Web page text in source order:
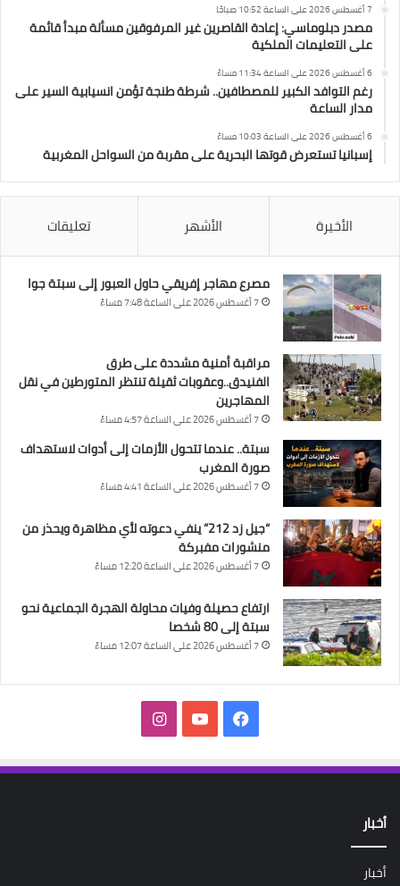
7 أغسطس 2026 على الساعة 10:52 صباحًا
مصدر دبلوماسي: إعادة القاصرين غير المرفوقين مسألة مبدأ قائمة
على التعليمات الملكية
6 أغسطس 2026 على الساعة 11:34 مساءً
رغم التوافد الكبير للمصطافين.. شرطة طنجة تؤمن انسيابية السير على
مدار الساعة
6 أغسطس 2026 على الساعة 10:03 مساءً
إسبانيا تستعرض قوتها البحرية على مقربة من السواحل المغربية
الأخيرة الأشهر تعليقات
مصرع مهاجر إفريقي حاول العبور إلى سبتة جوا
7 أغسطس 2026 على الساعة 7:48 مساءً
مراقبة أمنية مشددة على طرق
الفنيدق..وعقوبات ثقيلة تنتظر المتورطين في نقل
المهاجرين
7 أغسطس 2026 على الساعة 4:57 مساءً
سبتة.. عندما تتحول الأزمات إلى أدوات لاستهداف
صورة المغرب
7 أغسطس 2026 على الساعة 4:41 مساءً
“جيل زد 212” ينفي دعوته لأي مظاهرة ويحذر من
منشورات مفبركة
7 أغسطس 2026 على الساعة 12:20 مساءً
ارتفاع حصيلة وفيات محاولة الهجرة الجماعية نحو
سبتة إلى 80 شخصا
7 أغسطس 2026 على الساعة 12:07 مساءً
فيسبوك‫YouTubeانستقرام
أخبار
أخبار